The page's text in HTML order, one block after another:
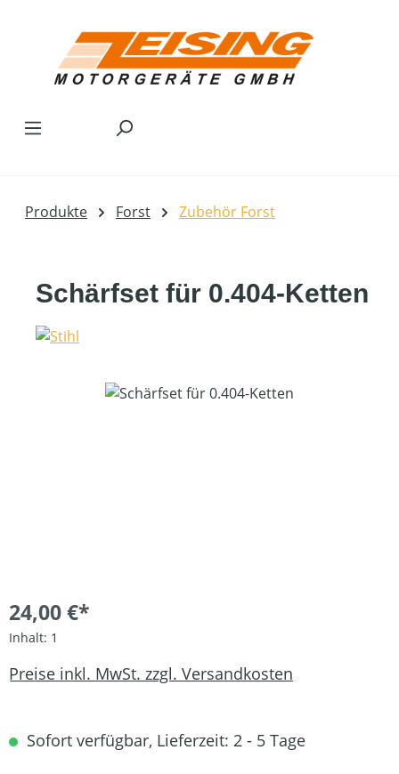
Produkte Forst Zubehör Forst
Schärfset für 0.404-Ketten
Bildergalerie überspringen
24,00 €*
Inhalt: 1
Preise inkl. MwSt. zzgl. Versandkosten
Sofort verfügbar, Lieferzeit: 2 - 5 Tage